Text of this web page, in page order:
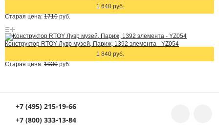
1 640 руб.
Старая цена: 1710 руб.
Конструктор RTOY Лувр музей, Париж, 1392 элемента - YZ054
1 840 руб.
Старая цена: 1930 руб.
+7 (495) 215-19-66
+7 (800) 333-13-84